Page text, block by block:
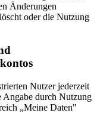
Änderungen
oder die Nutzung
Nutzer jederzeit
Angabe durch Nutzung
„Meine Daten"